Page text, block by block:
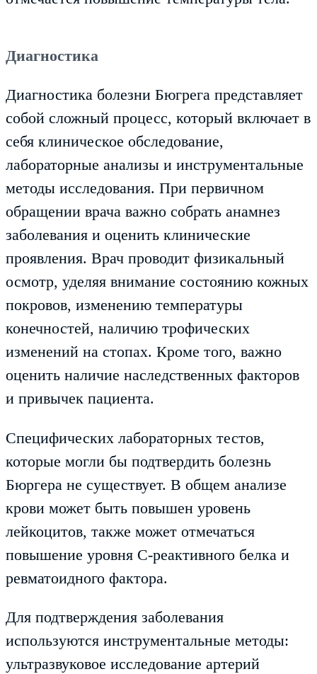
Диагностика
Диагностика болезни Бюгрега представляет
собой сложный процесс, который включает в
себя клиническое обследование,
лабораторные анализы и инструментальные
методы исследования. При первичном
обращении врача важно собрать анамнез
заболевания и оценить клинические
проявления. Врач проводит физикальный
осмотр, уделяя внимание состоянию кожных
покровов, изменению температуры
конечностей, наличию трофических
изменений на стопах. Кроме того, важно
оценить наличие наследственных факторов
и привычек пациента.
Специфических лабораторных тестов,
которые могли бы подтвердить болезнь
Бюргера не существует. В общем анализе
крови может быть повышен уровень
лейкоцитов, также может отмечаться
повышение уровня С-реактивного белка и
ревматоидного фактора.
Для подтверждения заболевания
используются инструментальные методы:
ультразвуковое исследование артерий